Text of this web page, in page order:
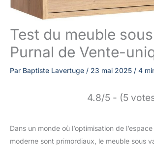
Test du meuble
Purnal de Vente-
Par Baptiste Lavertuge / 23 mai 2025 / 4
4.8/5 - (5
Dans un monde où l’optimisation de
moderne sont primordiaux, le meuble sous